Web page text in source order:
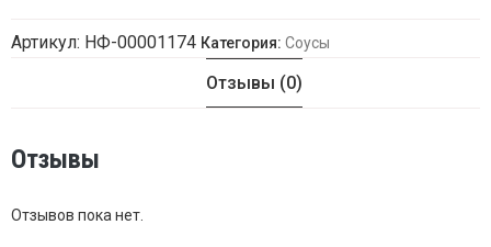
Соус
горчичный
Артикул: НФ-00001174 Категория: Соусы
Отзывы (0)
Отзывы
Отзывов пока нет.